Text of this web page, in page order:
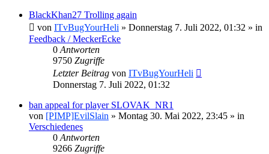
BlackKhan27 Trolling again
von ITvBugYourHeli » Donnerstag 7. Juli 2022, 01:32 » in
Feedback / MeckerEcke
0 Antworten
9750 Zugriffe
Letzter Beitrag von ITvBugYourHeli
Donnerstag 7. Juli 2022, 01:32
ban appeal for player SLOVAK_NR1
von [PIMP]EvilSlain » Montag 30. Mai 2022, 23:45 » in
Verschiedenes
0 Antworten
9266 Zugriffe